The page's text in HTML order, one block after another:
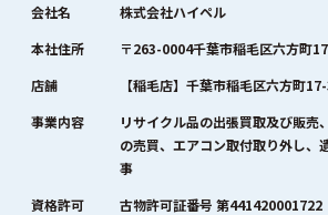
会社名
株式会社ハイペル
本社住所
〒263-0004千葉市稲毛区六方町
店舗
【稲毛店】千葉市稲毛区六方町
事業内容
リサイクル品の出張買取及び販売
の売買、エアコン取付取り外し、
事
資格許可
古物許可証番号 第441420001722